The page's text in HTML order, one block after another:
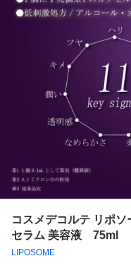
コスメデコルテ リポ
セラム 美容液 75ml
LIPOSOME